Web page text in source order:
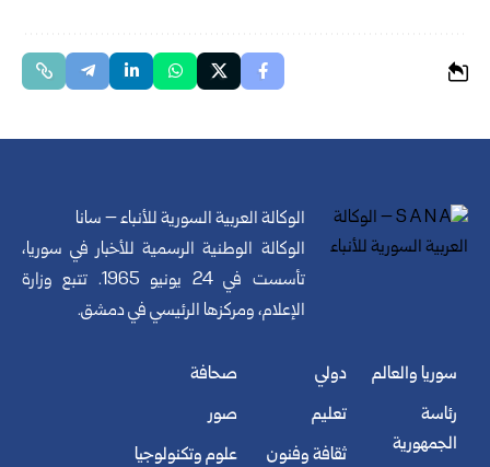
الوكالة العربية السورية للأنباء – سانا
الوكالة الوطنية الرسمية للأخبار في سوريا،
تأسست في 24 يونيو 1965. تتبع وزارة
الإعلام، ومركزها الرئيسي في دمشق.
سوريا والعالم
رئاسة
الجمهورية
دولي
تعليم
ثقافة وفنون
صحافة
صور
علوم وتكنولوجيا